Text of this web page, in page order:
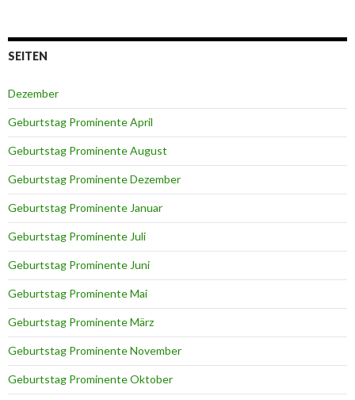
SEITEN
Dezember
Geburtstag Prominente April
Geburtstag Prominente August
Geburtstag Prominente Dezember
Geburtstag Prominente Januar
Geburtstag Prominente Juli
Geburtstag Prominente Juni
Geburtstag Prominente Mai
Geburtstag Prominente März
Geburtstag Prominente November
Geburtstag Prominente Oktober